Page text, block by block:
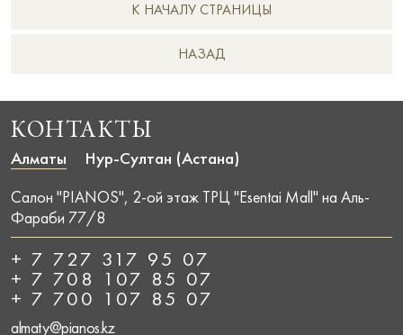
К НАЧАЛУ СТРАНИЦЫ
НAЗАД
КОНТАКТЫ
Алматы Нур-Султан (Астана)
Салон "PIANOS", 2-ой этаж ТРЦ "Esentai Mall" на Аль-
Фараби 77/8
+ 7 727 317 95 07
+ 7 708 107 85 07
+ 7 700 107 85 07
almaty@pianos.kz